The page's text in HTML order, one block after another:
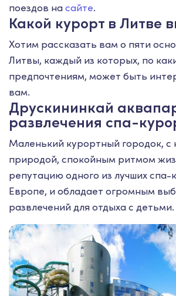
поездов насайте.
Какой курорт в Литве
Хотим рассказать вам о пяти
Литвы, каждый из которых, по
предпочтениям, может быть
вам.
Друскининкай
развлечения спа-
Маленький курортный городок, с
природой, спокойным ритмом
репутацию одного из лучших спа-
Европе, и обладает огромным
развлечений для отдыха с детьми.